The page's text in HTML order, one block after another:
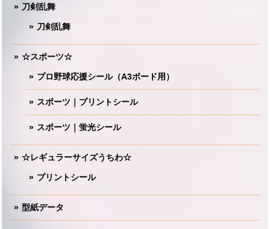
刀剣乱舞
刀剣乱舞
☆スポーツ☆
プロ野球応援シール（A3ボード用）
スポーツ｜プリントシール
スポーツ｜蛍光シール
☆レギュラーサイズうちわ☆
プリントシール
型紙データ